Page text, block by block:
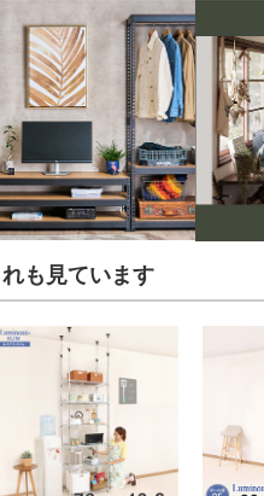
も見ています